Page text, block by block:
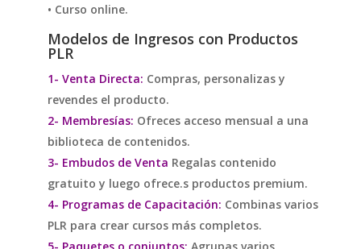
• Curso online.
Modelos de Ingresos con Productos
PLR
1- Venta Directa: Compras, personalizas y
revendes el producto.
2- Membresías: Ofreces acceso mensual a una
biblioteca de contenidos.
3- Embudos de Venta Regalas contenido
gratuito y luego ofrece.s productos premium.
4- Programas de Capacitación: Combinas varios
PLR para crear cursos más completos.
5- Paquetes o conjuntos: Agrupas varios